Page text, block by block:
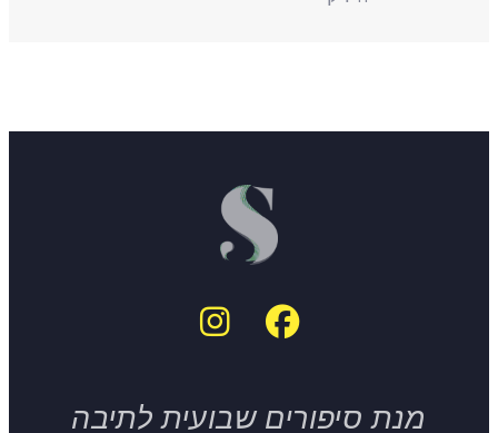
מנת סיפורים שבועית לתיבה